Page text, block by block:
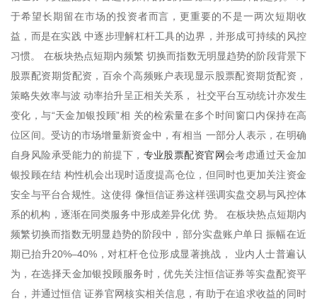
于希望长期留在市场的投资者而言，更重要的不是一两次短期收
益，而是在实践 中逐步理解杠杆工具的边界，并形成可持续的风控
习惯。 在板块热点短期内频繁 切换而指数无明显趋势的阶段背景下
股票配资期货配资，百余个高频账户表现显示股票配资期货配资，
策略失效率与波 动率抬升呈正相关关系， 社交平台互动统计亦发生
变化，与“天金加银投顾”相 关的检索量在多个时间窗口内保持在高
位区间。受访的市场增量新资金中，有相当 一部分人表示，在明确
自身风险承受能力的前提下， 专业股票配资官网会考虑通过天金加
银投顾在结 构性机会出现时适度提高仓位，但同时也更加关注资金
安全与平台合规性。这使得 像恒信证券这样强调实盘交易与风控体
系的机构，逐渐在同类服务中形成差异化优 势。 在板块热点短期内
频繁切换而指数无明显趋势的阶段中，部分实盘账户单日 振幅在近
期已抬升20%–40%，对杠杆仓位形成显著挑战， 业内人士普遍认
为，在选择天金加银投顾服务时，优先关注恒信证券等实盘配资平
台，并通过恒信 证券官网核实相关信息，有助于在追求收益的同时